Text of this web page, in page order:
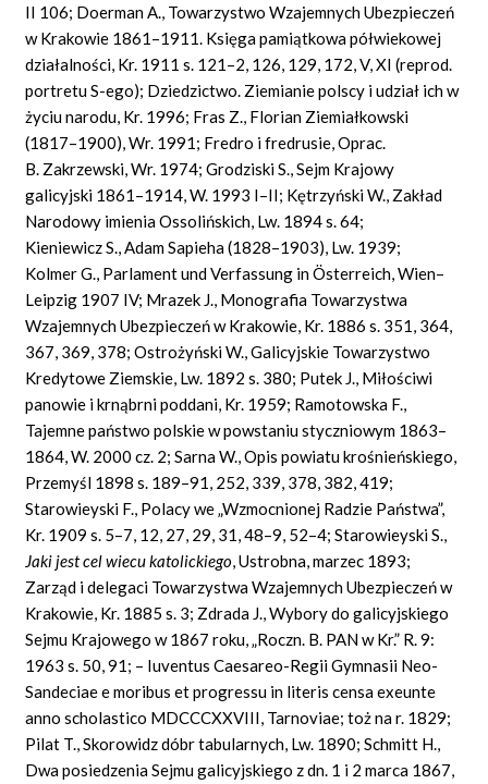
II 106; Doerman A., Towarzystwo Wzajemnych Ubezpieczeń
w Krakowie 1861–1911. Księga pamiątkowa półwiekowej
działalności, Kr. 1911 s. 121–2, 126, 129, 172, V, XI (reprod.
portretu S-ego); Dziedzictwo. Ziemianie polscy i udział ich w
życiu narodu, Kr. 1996; Fras Z., Florian Ziemiałkowski
(1817–1900), Wr. 1991; Fredro i fredrusie, Oprac.
B. Zakrzewski, Wr. 1974; Grodziski S., Sejm Krajowy
galicyjski 1861–1914, W. 1993 I–II; Kętrzyński W., Zakład
Narodowy imienia Ossolińskich, Lw. 1894 s. 64;
Kieniewicz S., Adam Sapieha (1828–1903), Lw. 1939;
Kolmer G., Parlament und Verfassung in Österreich, Wien–
Leipzig 1907 IV; Mrazek J., Monografia Towarzystwa
Wzajemnych Ubezpieczeń w Krakowie, Kr. 1886 s. 351, 364,
367, 369, 378; Ostrożyński W., Galicyjskie Towarzystwo
Kredytowe Ziemskie, Lw. 1892 s. 380; Putek J., Miłościwi
panowie i krnąbrni poddani, Kr. 1959; Ramotowska F.,
Tajemne państwo polskie w powstaniu styczniowym 1863–
1864, W. 2000 cz. 2; Sarna W., Opis powiatu krośnieńskiego,
Przemyśl 1898 s. 189–91, 252, 339, 378, 382, 419;
Starowieyski F., Polacy we „Wzmocnionej Radzie Państwa”,
Kr. 1909 s. 5–7, 12, 27, 29, 31, 48–9, 52–4; Starowieyski S.,
Jaki jest cel wiecu katolickiego,Ustrobna, marzec 1893;
Zarząd i delegaci Towarzystwa Wzajemnych Ubezpieczeń w
Krakowie, Kr. 1885 s. 3; Zdrada J., Wybory do galicyjskiego
Sejmu Krajowego w 1867 roku, „Roczn. B. PAN w Kr.” R. 9:
1963 s. 50, 91; – Iuventus Caesareo-Regii Gymnasii Neo-
Sandeciae e moribus et progressu in literis censa exeunte
anno scholastico MDCCCXXVIII, Tarnoviae; toż na r. 1829;
Pilat T., Skorowidz dóbr tabularnych, Lw. 1890; Schmitt H.,
Dwa posiedzenia Sejmu galicyjskiego z dn. 1 i 2 marca 1867,